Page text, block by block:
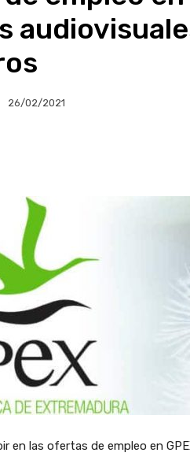
26/02/2021
en las ofertas de empleo en